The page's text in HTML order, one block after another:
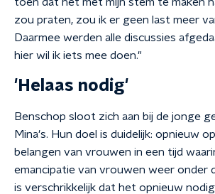
zou praten, zou ik er geen last meer
Daarmee werden alle discussies
hier wil ik iets mee doen."
'Helaas nodig'
Benschop sloot zich aan bij de jonge
Mina's. Hun doel is duidelijk: opnieuw
belangen van vrouwen in een tijd
emancipatie van vrouwen weer onder
is verschrikkelijk dat het opnieuw